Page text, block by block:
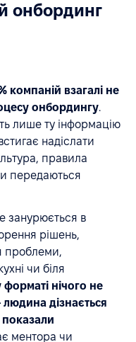
онбординг
компаній взагалі не
онбордингу.
лише ту інформацію
надіслати
правила
передаються
занурюється в
рішень,
проблеми,
чи біля
нічого не
дізнається
ментора чи